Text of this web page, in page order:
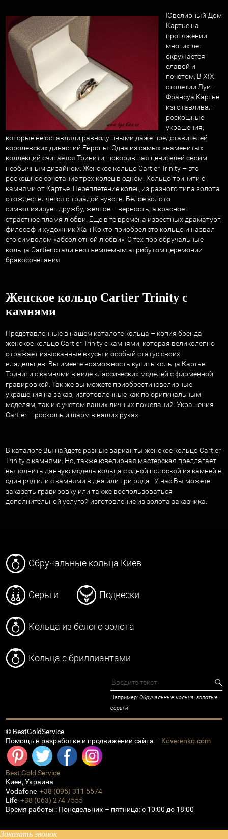
Ювелирный Дом
Картье на
протяжении
многих лет
окружается
славой и
почетом. В XIX
столетии Луи-
Франсуа Картье
изготавливал
роскошные
украшения,
которые не оставляли равнодушными даже представителей
королевских династий Европы. Одна из самых знаменитых
коллекций считается Тринити, покорившая ценителей своим
необычным дизайном. Женское кольцо Cartier Trinity– это
роскошное сочетание трех колец в одном. Кольцо тринити с
камнями от Картье. Переплетение колец из разного типа золота
отождествляется с триадой чувств. Белое золото
символизирует дружбу, желтое – верность, а красное –
страстное пламя любви. Еще в те времена известных драматург,
философ и художник Жан Кокто приобрел это кольцо и назвал
его символом «абсолютной любви». С тех пор обручальные
кольца Cartier стали неотъемлемым атрибутом церемонии
бракосочетания.
Женское кольцо Cartier Trinity с
камнями
Представленные в нашем каталоге кольца – копия бренда
женское кольцо Cartier Trinity с камнями, которая великолепно
отражает изысканные вкусы и особый статус своих
владельцев. Вы имеете возможность купить кольца Картье
Тринити с камнями в виде классических моделей с фирменной
гравировкой. Так же вы можете приобрести ювелирные
украшения на заказ, изготовленные как по оригинальным
моделям, так и с учетом ваших личных пожеланий. Украшения
Cartier – роскошь и шарм в ваших руках.
В каталоге Вы найдете разные варианты женское кольцо Cartier
Trinity с камнями. Но, также ювелирная мастерская предлагает
выполнить данную модель кольца с одной полоской из камней в
один ряд или с камнями в два или три ряда. У нас Вы можете
заказать гравировку или также воспользоваться
дополнительной услугой изготовление из золота заказчика.
Обручальные кольца Киев
Серьги Подвески
Кольца из белого золота
Кольца с бриллиантами
Например:Обручальные кольца, золотые
серьги
© BestGoldService
Помощь в разработке и продвижении сайта – Koverenko.com
Best Gold Service
Киев,Украина
Vodafone +38 (095) 311 5574
Life +38 (063) 274 7555
Время работы : Понедельник – пятница: с 10:00 до 18:00
Заказать звонок